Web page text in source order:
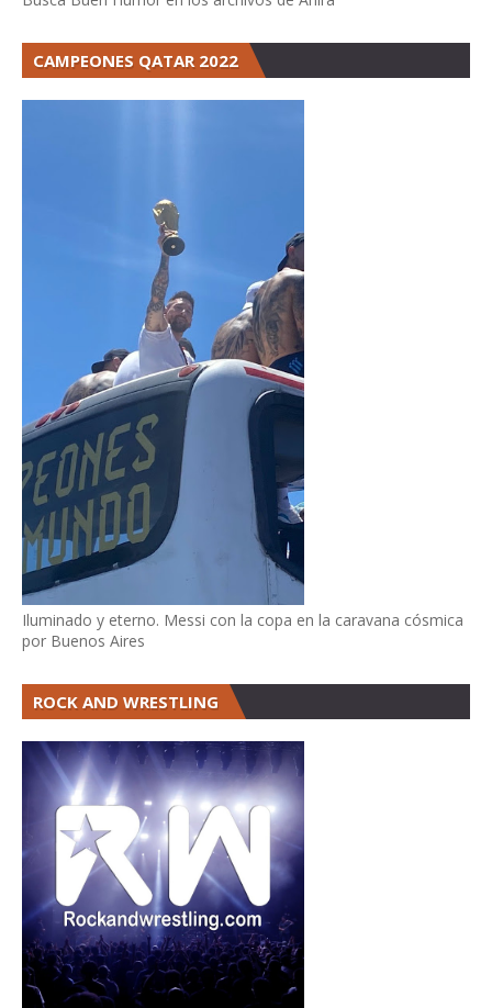
CAMPEONES QATAR 2022
Iluminado y eterno. Messi con la copa en la caravana cósmica
por Buenos Aires
ROCK AND WRESTLING